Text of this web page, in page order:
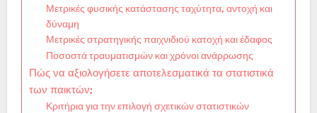
Μετρικές φυσικής κατάστασης ταχύτητα, αντοχή και
δύναμη
Μετρικές στρατηγικής παιχνιδιού κατοχή και έδαφος
Ποσοστά τραυματισμών και χρόνοι ανάρρωσης
Πώς να αξιολογήσετε αποτελεσματικά τα στατιστικά
των παικτών;
Κριτήρια για την επιλογή σχετικών στατιστικών